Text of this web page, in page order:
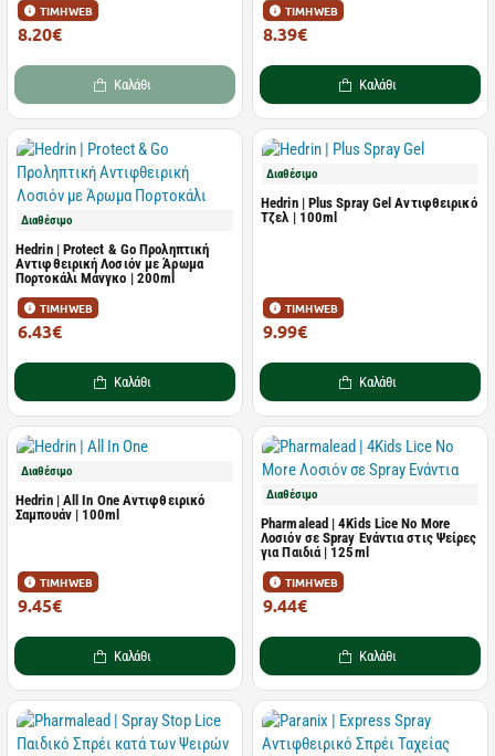
ΤΙΜΗ WEB
8.20€
Καλάθι
ΤΙΜΗ WEB
8.39€
Καλάθι
Διαθέσιμο
Hedrin | Protect & Go Προληπτική
Αντιφθειρική Λοσιόν με Άρωμα
Πορτοκάλι Μάνγκο | 200ml
ΤΙΜΗ WEB
6.43€
Καλάθι
Διαθέσιμο
Hedrin | Plus Spray Gel Αντιφθειρικό
Τζελ | 100ml
ΤΙΜΗ WEB
9.99€
Καλάθι
Διαθέσιμο
Hedrin | All In One Αντιφθειρικό
Σαμπουάν | 100ml
ΤΙΜΗ WEB
9.45€
Καλάθι
Διαθέσιμο
Pharmalead | 4Kids Lice No More
Λοσιόν σε Spray Ενάντια στις Ψείρες
για Παιδιά | 125ml
ΤΙΜΗ WEB
9.44€
Καλάθι